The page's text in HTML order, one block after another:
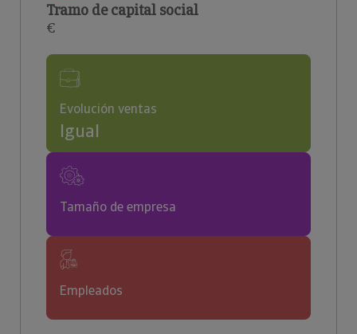
Tramo de capital social
€
Evolución ventas
Igual
Tamaño de empresa
Empleados